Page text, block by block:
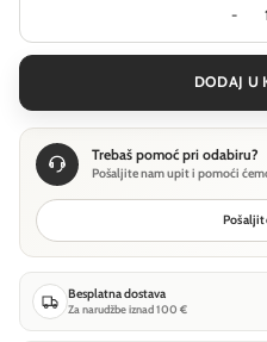
DODAJ U
Trebaš pomoć pri odabiru?
Pošaljite nam upit i pomoći
Besplatna dostava
Za narudžbe iznad 100 €